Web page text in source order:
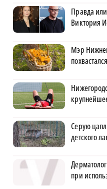
Правда
Виктория
Мэр
Серую
детского
при